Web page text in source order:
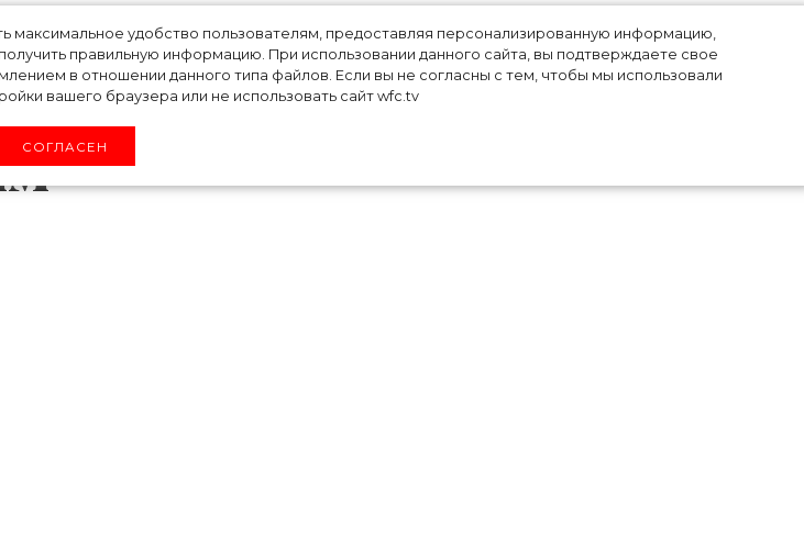
максимальное удобство пользователям, предоставляя персонализированную информацию,
правильную информацию. При использовании данного сайта, вы подтверждаете свое
в отношении данного типа файлов. Если вы не согласны с тем, чтобы мы использовали
вашего браузера или не использовать сайт wfc.tv
СОГЛАСЕН
и
к своим